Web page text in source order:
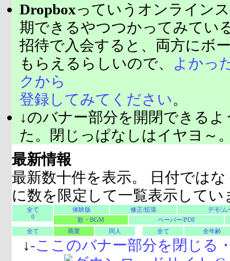
Dropboxっていうオンライン
期できるやつつかってみてい
招待で入会すると、両方にボ
もらえるらしいので、
よかっ
クから
登録してみてください。
↓のバナー部分を開閉できる
た。閉じっぱなしはイヤヨ～
最新情報
最新数十件を表示。 日付では
に数を限定して一覧表示してい
全て
0
体験版 修正/拡張
デモ/ム
歌・BGM
ペーパー/PDF
全て
商業 同人 全て 全年齢
↓-ここのバナー部分を閉じる